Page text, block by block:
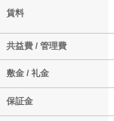
賃料
共益費 / 管理費
敷金 / 礼金
保証金